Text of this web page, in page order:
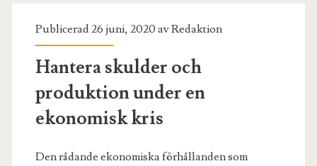
Månad:
<span>juni
2020</span>
Publicerad 26 juni, 2020 avRedaktion
Hantera skulder och
produktion under en
ekonomisk kris
Den rådande ekonomiska förhållanden som